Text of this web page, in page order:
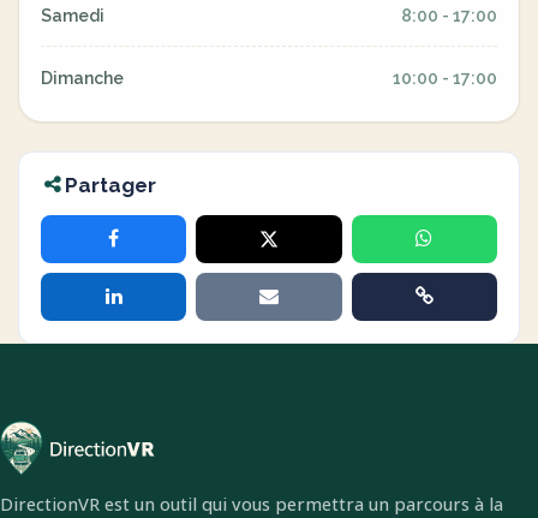
Samedi 8:00 - 17:00
Dimanche 10:00 - 17:00
Partager
DirectionVR est un outil qui vous permettra un parcours à la